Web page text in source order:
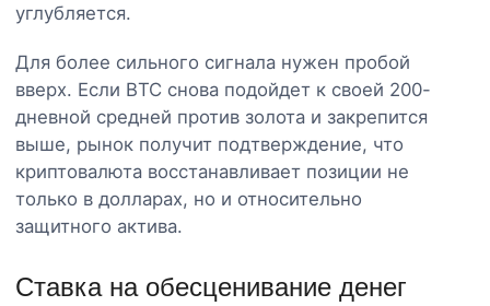
углубляется.
Для более сильного сигнала нужен пробой
вверх. Если BTC снова подойдет к своей 200-
дневной средней против золота и закрепится
выше, рынок получит подтверждение, что
криптовалюта восстанавливает позиции не
только в долларах, но и относительно
защитного актива.
Ставка на обесценивание денег